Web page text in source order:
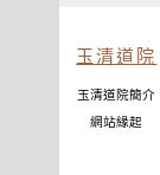
玉清道院
玉清道院簡介
網站緣起